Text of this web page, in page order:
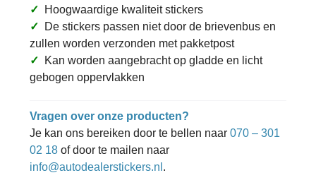
✓ Hoogwaardige kwaliteit stickers
✓ De stickers passen niet door de brievenbus en
zullen worden verzonden met pakketpost
✓ Kan worden aangebracht op gladde en licht
gebogen oppervlakken
Vragen over onze producten?
Je kan ons bereiken door te bellen naar 070 – 301
02 18 of door te mailen naar
info@autodealerstickers.nl .